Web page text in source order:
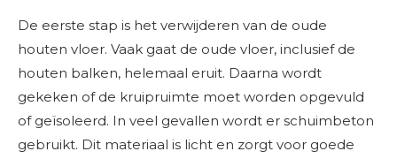
De eerste stap is het verwijderen van de oude
houten vloer. Vaak gaat de oude vloer, inclusief de
houten balken, helemaal eruit. Daarna wordt
gekeken of de kruipruimte moet worden opgevuld
of geïsoleerd. In veel gevallen wordt er schuimbeton
gebruikt. Dit materiaal is licht en zorgt voor goede